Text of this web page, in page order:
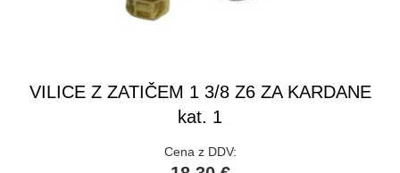
VILICE Z ZATIČEM 1 3/8 Z6 ZA KARDANE
kat. 1
Cena z DDV: